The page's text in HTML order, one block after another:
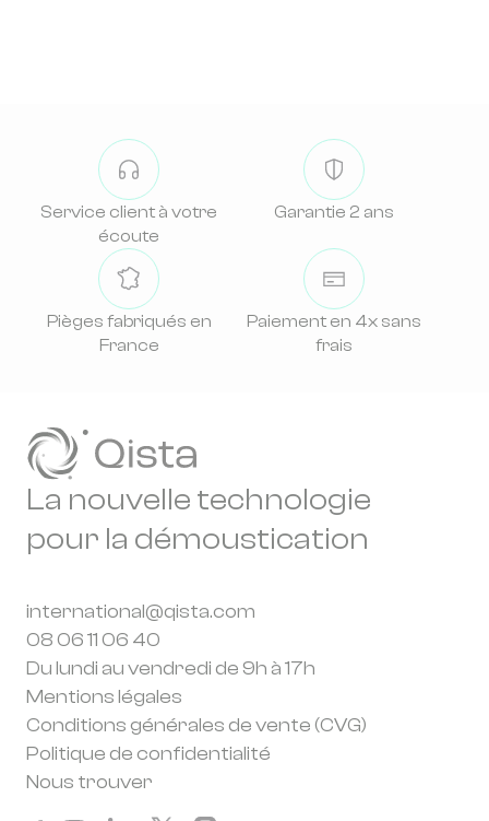
Service client à votre
écoute
Garantie 2 ans
Pièges fabriqués en
France
Paiement en 4x sans
frais
La nouvelle technologie
pour la démoustication
international@qista.com
08 06 11 06 40
Du lundi au vendredi de 9h à 17h
Mentions légales
Conditions générales de vente (CVG)
Politique de confidentialité
Nous trouver